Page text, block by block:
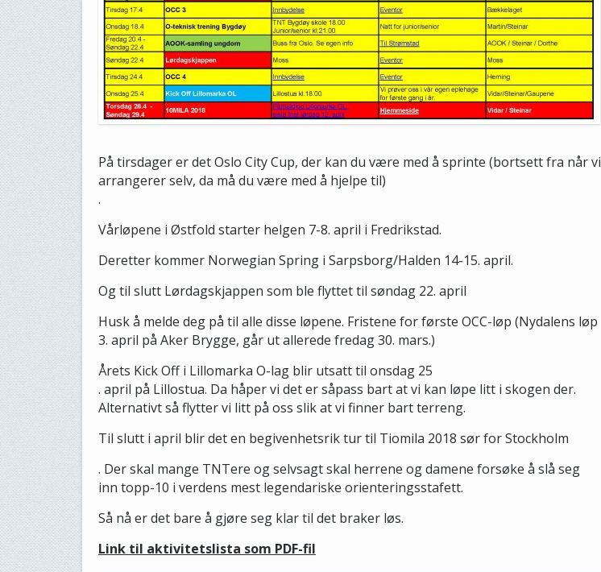
På tirsdager er det Oslo City Cup, der kan du være med å sprinte (bortsett fra når vi
arrangerer selv, da må du være med å hjelpe til)
.
Vårløpene i Østfold starter helgen 7-8. april i Fredrikstad.
Deretter kommer Norwegian Spring i Sarpsborg/Halden 14-15. april.
Og til slutt Lørdagskjappen som ble flyttet til søndag 22. april
Husk å melde deg på til alle disse løpene. Fristene for første OCC-løp (Nydalens løp
3. april på Aker Brygge, går ut allerede fredag 30. mars.)
Årets Kick Off i Lillomarka O-lag blir utsatt til onsdag 25
. april på Lillostua. Da håper vi det er såpass bart at vi kan løpe litt i skogen der.
Alternativt så flytter vi litt på oss slik at vi finner bart terreng.
Til slutt i april blir det en begivenhetsrik tur til Tiomila 2018 sør for Stockholm
. Der skal mange TNTere og selvsagt skal herrene og damene forsøke å slå seg
inn topp-10 i verdens mest legendariske orienteringsstafett.
Så nå er det bare å gjøre seg klar til det braker løs.
Link til aktivitetslista som PDF-fil